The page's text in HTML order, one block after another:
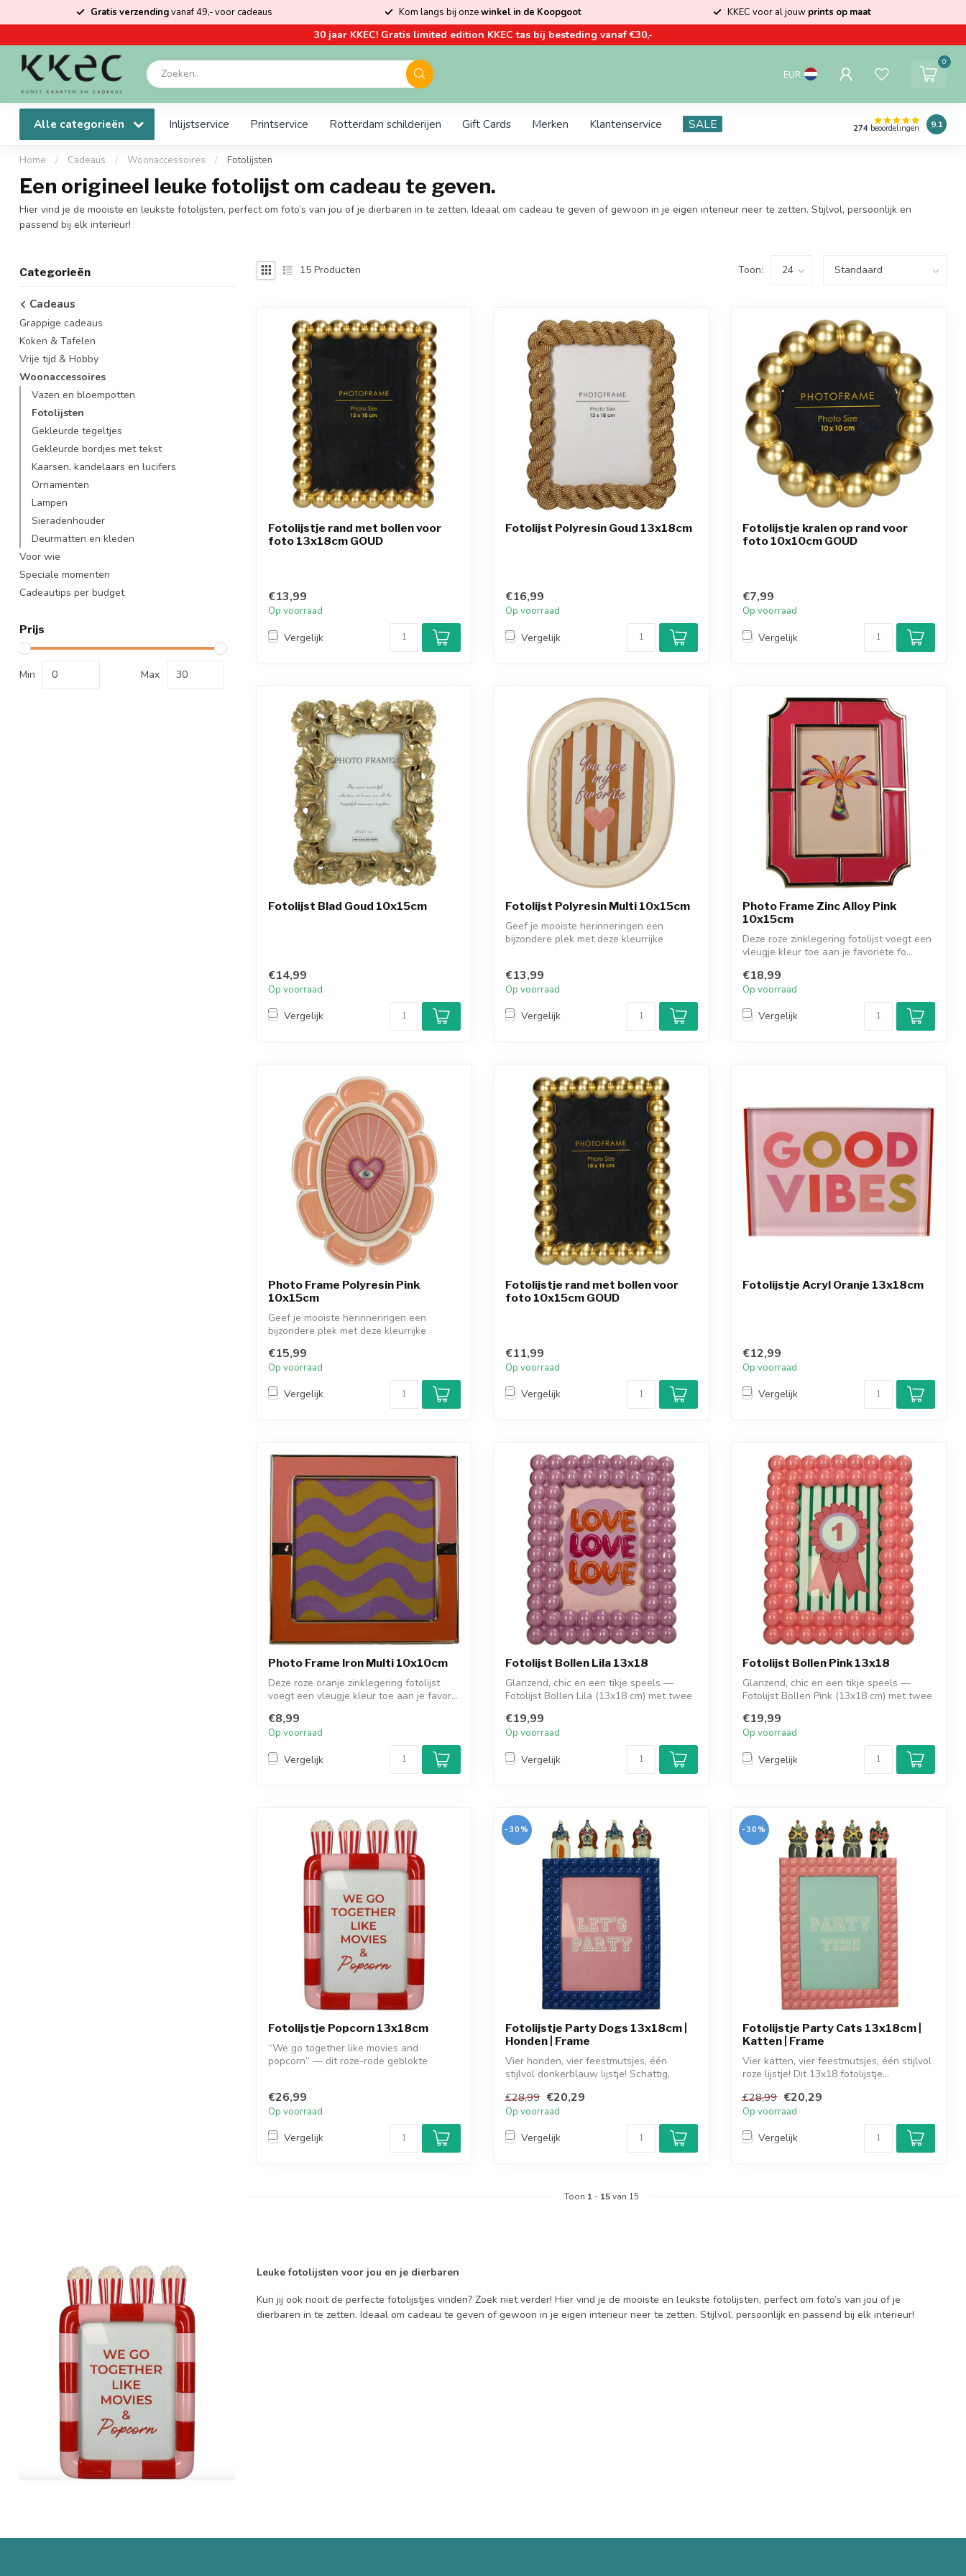
Gratis verzendingvanaf 49,- voor cadeaus Kom langs bij onzewinkel in de Koopgoot KKEC voor al jouw prints op maat
30 jaar KKEC! Gratis limited edition KKEC tas bij besteding vanaf €30,-
EUR
0
Alle categorieën Inlijstservice Printservice Rotterdam schilderijen Gift Cards Merken Klantenservice SALE 274 beoordelingen 9.1
Home / Cadeaus / Woonaccessoires / Fotolijsten
Een origineel leuke fotolijst om cadeau te geven.
Hier vind je de mooiste en leukste fotolijsten, perfect om foto’s van jou of je dierbaren in te zetten. Ideaal om cadeau te geven of gewoon in je eigen interieur neer te zetten. Stijlvol, persoonlijk en
passend bij elk interieur!
Categorieën
Cadeaus
Grappige cadeaus
Koken & Tafelen
Vrije tijd & Hobby
Woonaccessoires
Vazen en bloempotten
Fotolijsten
Gekleurde tegeltjes
Gekleurde bordjes met tekst
Kaarsen, kandelaars en lucifers
Ornamenten
Lampen
Sieradenhouder
Deurmatten en kleden
Voor wie
Speciale momenten
Cadeautips per budget
Prijs
Min Max
15 Producten Toon:
Fotolijstje rand met bollen voor
foto 13x18cm GOUD
€13,99
Op voorraad
Vergelijk
Fotolijst Polyresin Goud 13x18cm
€16,99
Op voorraad
Vergelijk
Fotolijstje kralen op rand voor
foto 10x10cm GOUD
€7,99
Op voorraad
Vergelijk
Fotolijst Blad Goud 10x15cm
€14,99
Op voorraad
Vergelijk
Fotolijst Polyresin Multi 10x15cm
Geef je mooiste herinneringen een
bijzondere plek met deze kleurrijke
€13,99
Op voorraad
Vergelijk
Photo Frame Zinc Alloy Pink
10x15cm
Deze roze zinklegering fotolijst voegt een
vleugje kleur toe aan je favoriete fo...
€18,99
Op voorraad
Vergelijk
Photo Frame Polyresin Pink
10x15cm
Geef je mooiste herinneringen een
bijzondere plek met deze kleurrijke
€15,99
Op voorraad
Vergelijk
Fotolijstje rand met bollen voor
foto 10x15cm GOUD
€11,99
Op voorraad
Vergelijk
Fotolijstje Acryl Oranje 13x18cm
€12,99
Op voorraad
Vergelijk
Photo Frame Iron Multi 10x10cm
Deze roze oranje zinklegering fotolijst
voegt een vleugje kleur toe aan je favor...
€8,99
Op voorraad
Vergelijk
Fotolijst Bollen Lila 13x18
Glanzend, chic en een tikje speels —
Fotolijst Bollen Lila (13x18 cm) met twee
€19,99
Op voorraad
Vergelijk
Fotolijst Bollen Pink 13x18
Glanzend, chic en een tikje speels —
Fotolijst Bollen Pink (13x18 cm) met twee
€19,99
Op voorraad
Vergelijk
Fotolijstje Popcorn 13x18cm
“We go together like movies and
popcorn” — dit roze-rode geblokte
€26,99
Op voorraad
Vergelijk
-30%
Fotolijstje Party Dogs 13x18cm |
Honden | Frame
Vier honden, vier feestmutsjes, één
stijlvol donkerblauw lijstje! Schattig,
€28,99 €20,29
Op voorraad
Vergelijk
-30%
Fotolijstje Party Cats 13x18cm |
Katten | Frame
Vier katten, vier feestmutsjes, één stijlvol
roze lijstje! Dit 13x18 fotolijstje...
€28,99 €20,29
Op voorraad
Vergelijk
Toon 1 - 15van 15
Leuke fotolijsten voor jou en je dierbaren
Kun jij ook nooit de perfecte fotolijstjes vinden? Zoek niet verder! Hier vind je de mooiste en leukste fotolijsten, perfect om foto’s van jou of je
dierbaren in te zetten. Ideaal om cadeau te geven of gewoon in je eigen interieur neer te zetten. Stijlvol, persoonlijk en passend bij elk interieur!